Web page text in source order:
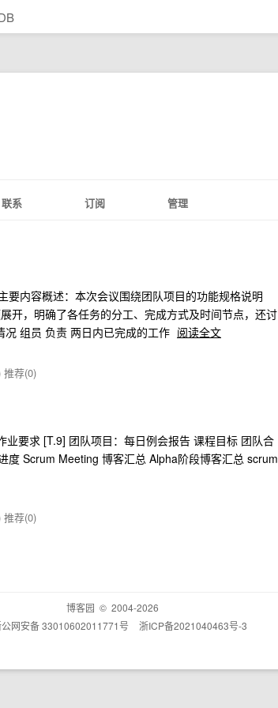
联系 订阅 管理
内容概述：本次会议围绕团队项目的功能规格说明
开，明确了各任务的分工、完成方式及时间节点，还讨
组员 负责 两日内已完成的工作 阅读全文
推荐(0)
要求 [T.9] 团队项目：每日例会报告 课程目标 团队合
度 Scrum Meeting 博客汇总 Alpha阶段博客汇总 scrum
推荐(0)
博客园 © 2004-2026
网安备 33010602011771号
浙ICP备2021040463号-3